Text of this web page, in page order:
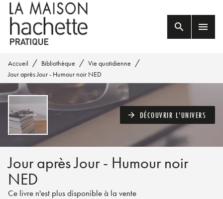
MENU RECHERCHE
PIED DE PAGE
search menu
Accueil / Bibliothèque / Vie quotidienne /
Jour après Jour - Humour noir NED
arrow_forward DÉCOUVRIR L'UNIVERS
Jour après Jour - Humour noir
NED
Ce livre n'est plus disponible à la vente